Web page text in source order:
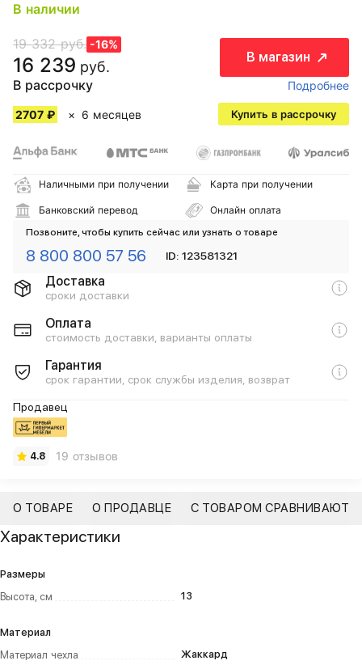
В наличии
19 332 руб. -16%
16 239 руб.
В магазин
В рассрочку Подробнее
2707 ₽ 6 месяцев Купить в рассрочку
Наличными при получении Карта при получении
Банковский перевод Онлайн оплата
Позвоните, чтобы купить сейчас или узнать о товаре
8 800 800 57 56 ID: 123581321
Доставка
сроки доставки
Оплата
стоимость доставки, варианты оплаты
Гарантия
срок гарантии, срок службы изделия, возврат
Продавец
4.8 19 отзывов
О ТОВАРЕ О ПРОДАВЦЕ С ТОВАРОМ СРАВНИВАЮТ
Характеристики
Размеры
Высота, см
13
Материал
Материал чехла
Жаккард